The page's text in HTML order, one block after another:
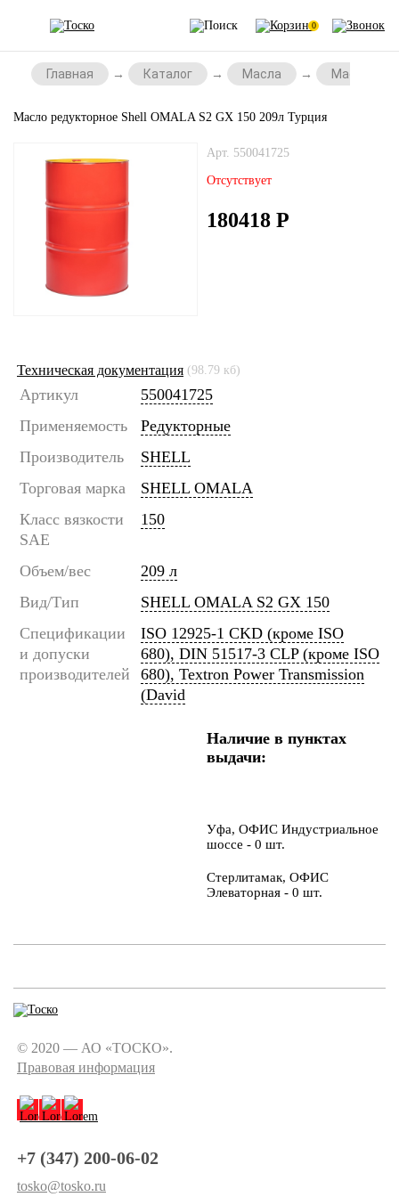
0
Главная Каталог Масла Масла для
Масло редукторное Shell OMALA S2 GX 150 209л Турция
Арт. 550041725
Отсутствует
180418 Р
Техническая документация (98.79 кб)
Артикул
550041725
Применяемость
Редукторные
Производитель
SHELL
Торговая марка
SHELL OMALA
Класс вязкости
SAE
150
Объем/вес
209 л
Вид/Тип
SHELL OMALA S2 GX 150
Спецификации
и допуски
производителей
ISO 12925-1 CKD (кроме ISO
680), DIN 51517-3 CLP (кроме ISO
680), Textron Power Transmission
(David
Наличие в пунктах
выдачи:
Уфа, ОФИС Индустриальное
шоссе - 0 шт.
Стерлитамак, ОФИС
Элеваторная - 0 шт.
© 2020 — АО «ТОСКО».
Правовая информация
+7 (347) 200-06-02
tosko@tosko.ru